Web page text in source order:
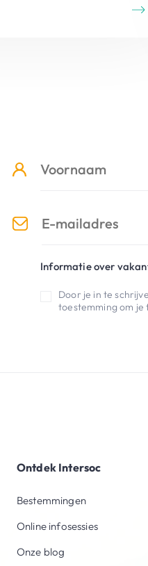
aangebracht: je moet je
Informatie over
Door je in te
toestemming om
Ontdek Intersoc
Bestemmingen
Online infosessies
Onze blog